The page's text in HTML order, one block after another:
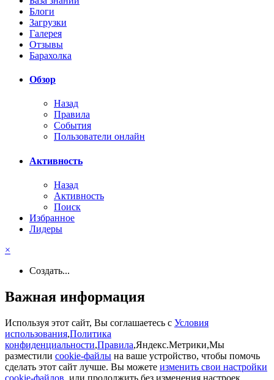
Блоги
Загрузки
Галерея
Отзывы
Барахолка
Обзор
Назад
Правила
События
Пользователи онлайн
Активность
Назад
Активность
Поиск
Избранное
Лидеры
×
Создать...
Важная информация
Используя этот сайт, Вы соглашаетесь с Условия
использования,Политика
конфиденциальности,Правила,Яндекс.Метрики,Мы
разместили cookie-файлы на ваше устройство, чтобы помочь
сделать этот сайт лучше. Вы можете изменить свои настройки
cookie-файлов , или продолжить без изменения настроек..